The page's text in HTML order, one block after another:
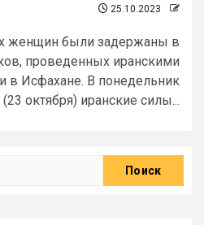
25.10.2023
женщин были задержаны в
проведенных иранскими
в Исфахане. В понедельник
(23 октября) иранские силы...